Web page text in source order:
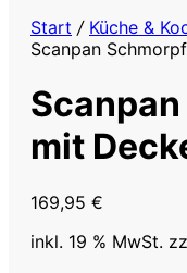
Start / Küche &
Scanpan
mit
169,95 €
inkl. 19 % MwSt.